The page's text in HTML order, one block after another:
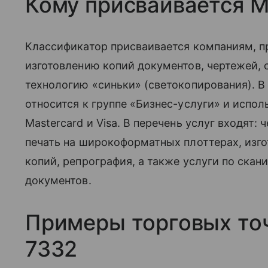
Классификатор присваивается компаниям,
изготовлению копий документов,
технологию «синьки» (светокопирования).
относится к группе «Бизнес-услуги» и
Mastercard и Visa. В перечень услуг входят:
печать на широкоформатных плоттерах,
копий, репрография, а также услуги по
документов.
Примеры торговых
7332